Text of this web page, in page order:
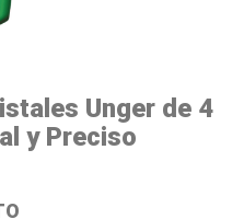
Unger de 4
y Preciso